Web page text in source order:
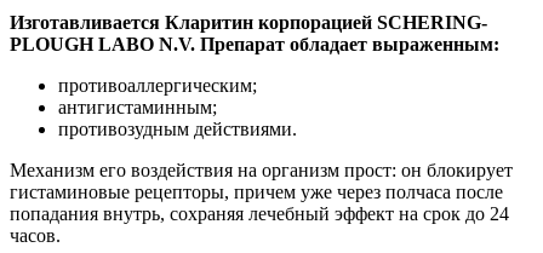
Изготавливается Кларитин корпорацией SCHERING-
PLOUGH LABO N.V. Препарат обладает выраженным:
противоаллергическим;
антигистаминным;
противозудным действиями.
Механизм его воздействия на организм прост: он блокирует
гистаминовые рецепторы, причем уже через полчаса после
попадания внутрь, сохраняя лечебный эффект на срок до 24
часов.